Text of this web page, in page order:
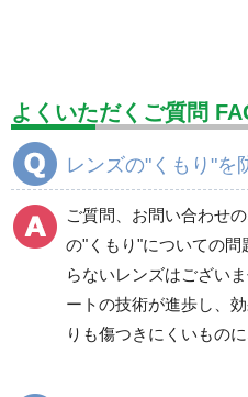
設備用品・作業補助用品
分煙対策機器
電気保守用品 ワイパー
防災グッズ（防災セット）
健康管理器具 季節商品
商品カテゴリ一覧
よくいただくご質問
レンズの"くもり"を
ご質問、お問い合わせ
の"くもり"についての
らないレンズはござい
ートの技術が進歩し、
りも傷つきにくいもの